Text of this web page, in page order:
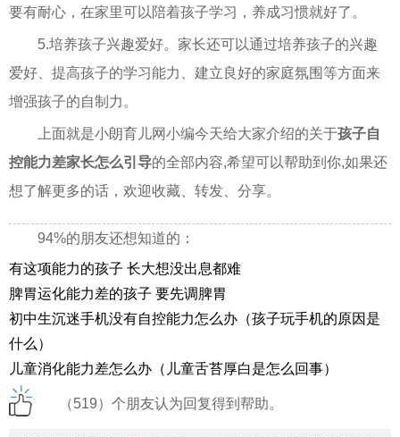
要有耐心，在家里可以陪着孩子学习，养成习惯就好了。
5.培养孩子兴趣爱好。家长还可以通过培养孩子的兴趣
爱好、提高孩子的学习能力、建立良好的家庭氛围等方面来
增强孩子的自制力。
上面就是小朗育儿网小编今天给大家介绍的关于孩子自
控能力差家长怎么引导的全部内容,希望可以帮助到你,如果还
想了解更多的话，欢迎收藏、转发、分享。
94%的朋友还想知道的：
有这项能力的孩子 长大想没出息都难
脾胃运化能力差的孩子 要先调脾胃
初中生沉迷手机没有自控能力怎么办（孩子玩手机的原因是
什么）
儿童消化能力差怎么办（儿童舌苔厚白是怎么回事）
（519）个朋友认为回复得到帮助。